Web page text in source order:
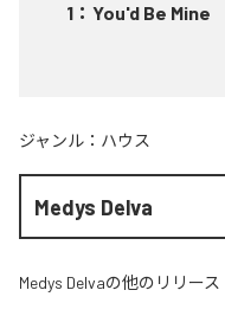
1 ： You'd Be Mine
ジャンル： ハウス
Medys Delva
Medys Delvaの他のリリース